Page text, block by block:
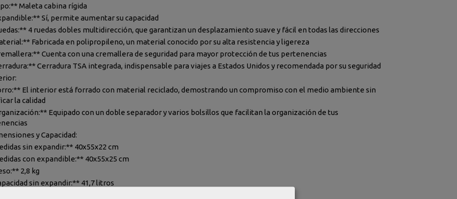
Maleta cabina rígida
Sí, permite aumentar su capacidad
4 ruedas dobles multidirección, que garantizan un desplazamiento suave y fácil en todas las direcciones
Fabricada en polipropileno, un material conocido por su alta resistencia y ligereza
Cuenta con una cremallera de seguridad para mayor protección de tus pertenencias
Cerradura TSA integrada, indispensable para viajes a Estados Unidos y recomendada por su seguridad
El interior está forrado con material reciclado, demostrando un compromiso con el medio ambiente sin
la calidad
Equipado con un doble separador y varios bolsillos que facilitan la organización de tus
y Capacidad:
sin expandir:** 40x55x22 cm
con expandible:** 40x55x25 cm
2,8 kg
sin expandir:** 41,7 litros